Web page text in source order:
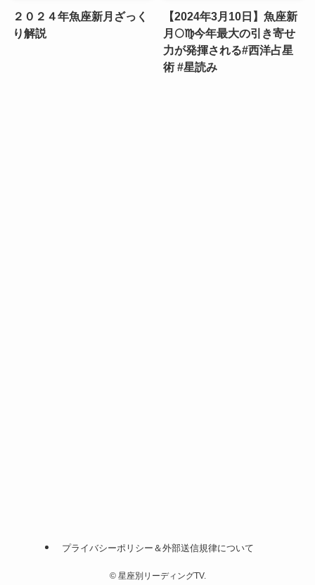
２０２４年魚座新月ざっく
り解説
【2024年3月10日】魚座新
月🌕♍️今年最大の引き寄せ
力が発揮される#西洋占星
術 #星読み
プライバシーポリシー＆外部送信規律について
©星座別リーディングTV.